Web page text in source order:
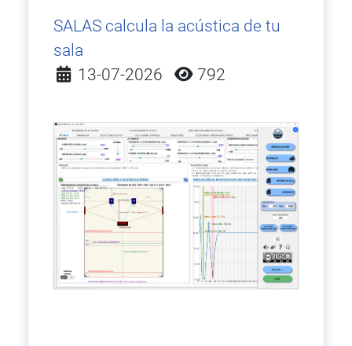
SALAS calcula la acústica de tu
sala
Detalles
13-07-2026 792